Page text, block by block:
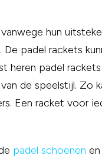
hun
padel rackets
heren padel
de speelstijl. Zo
Een racket voor
padel schoenen